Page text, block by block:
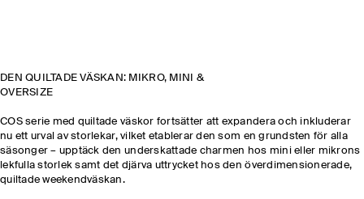
DEN QUILTADE VÄSKAN: MIKRO, MINI &
OVERSIZE
COS serie med quiltade väskor fortsätter att expandera och inkluderar
nu ett urval av storlekar, vilket etablerar den som en grundsten för alla
säsonger – upptäck den underskattade charmen hos mini eller mikrons
lekfulla storlek samt det djärva uttrycket hos den överdimensionerade,
quiltade weekendväskan.